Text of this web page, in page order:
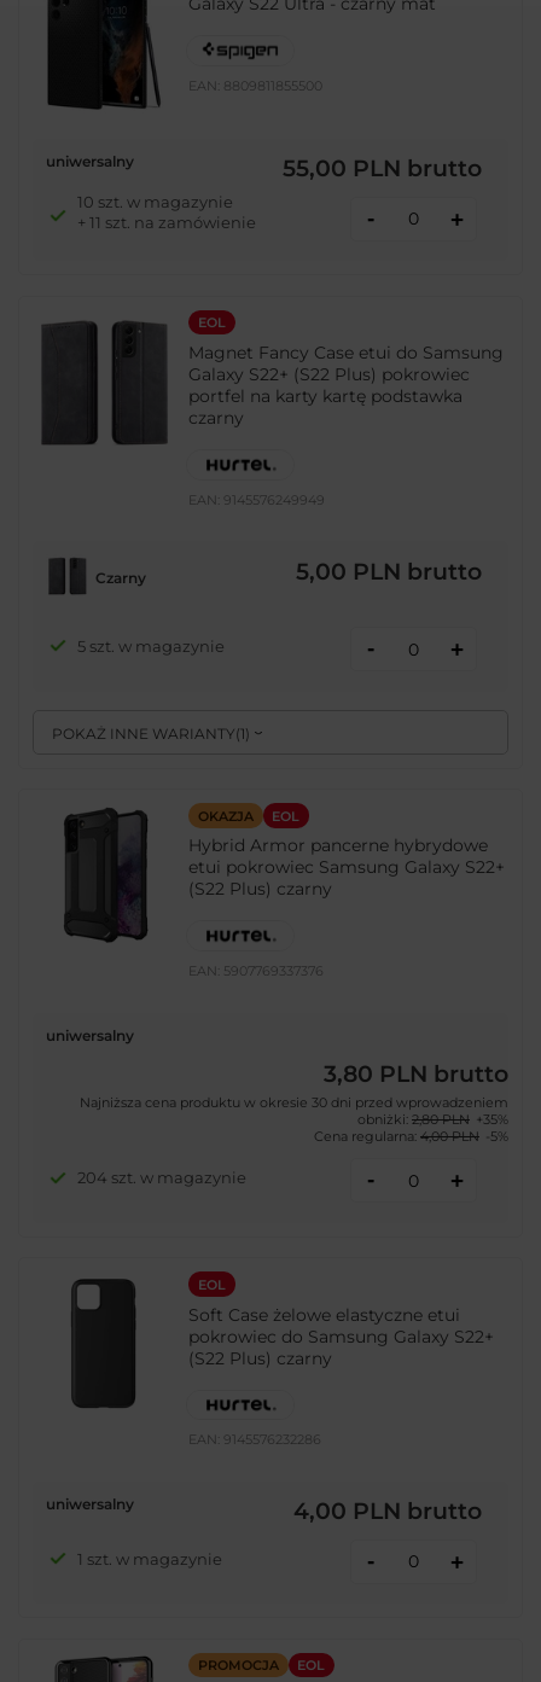
EAN: 8809811855500
uniwersalny 55,00 PLN brutto
10 szt. w magazynie
+ 11 szt. na zamówienie
- +
EOL
Magnet Fancy Case etui do Samsung
Galaxy S22+ (S22 Plus) pokrowiec
portfel na karty kartę podstawka
czarny
EAN: 9145576249949
POKAŻ INNE WARIANTY( 1)
Czarny 5,00 PLN brutto
5 szt. w magazynie - +
OKAZJA EOL
Hybrid Armor pancerne hybrydowe
etui pokrowiec Samsung Galaxy S22+
(S22 Plus) czarny
EAN: 5907769337376
uniwersalny
3,80 PLN brutto
Najniższa cena produktu w okresie 30 dni przed wprowadzeniem
obniżki: 2,80 PLN +35%
Cena regularna: 4,00 PLN -5%
204 szt. w magazynie - +
EOL
Soft Case żelowe elastyczne etui
pokrowiec do Samsung Galaxy S22+
(S22 Plus) czarny
EAN: 9145576232286
uniwersalny 4,00 PLN brutto
1 szt. w magazynie - +
PROMOCJA EOL